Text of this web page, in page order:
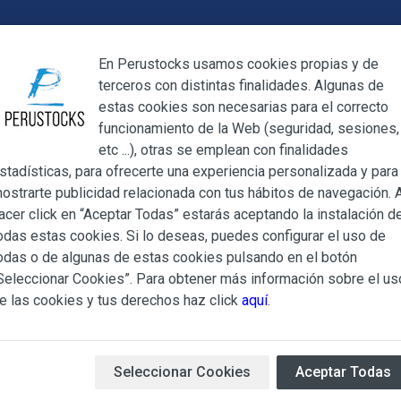
Megamenu Mi cuenta Blog
Maizena Vainilla 30g
Colada
Colada Maizena Vainilla
Disponibilidad:Sin stock
Generales regulan la adquisición de los productos
del que es titular ALBERT SALA CIGÜELA y
PERUSTOCKS).
cualesquiera de los productos conlleva la aceptación plena y
Condiciones Generales que se indican, sin perjuicio de la
que pudieran ser de aplicación al adquirir
Cerrar
En Perustocks usamos cookies propias y de
terceros con distintas finalidades. Algunas de
estas cookies son necesarias para el correcto
funcionamiento de la Web (seguridad, sesiones,
etc ...), otras se emplean con finalidades
para ofrecerte una experiencia personalizada y para
publicidad relacionada con tus hábitos de navegación.
click en “Aceptar Todas” estarás aceptando la instalación
estas cookies. Si lo deseas, puedes configurar el uso de
o de algunas de estas cookies pulsando en el botón
Cookies”. Para obtener más información sobre el
las cookies y tus derechos haz click aquí.
Seleccionar Cookies Aceptar Todas